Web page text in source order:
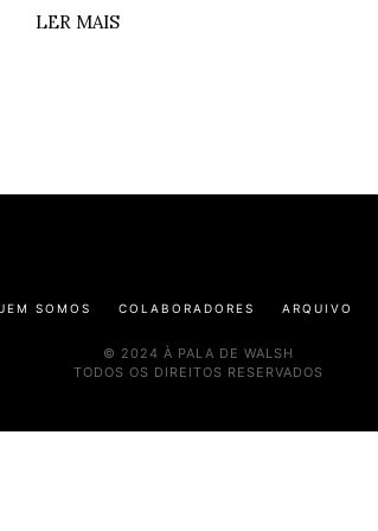
LER MAIS
SOMOS COLABORADORES ARQUIVO
© 2024 À PALA DE WALSH
TODOS OS DIREITOS RESERVADOS